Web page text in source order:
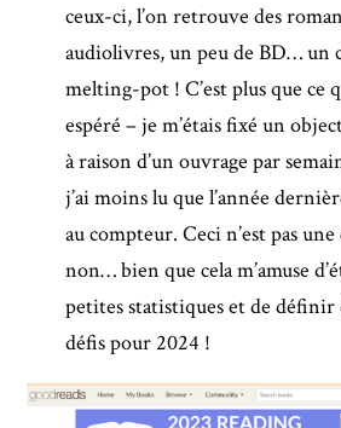
ceux-ci, l’on retrouve des
audiolivres, un peu de BD… un
melting-pot ! C’est plus que ce
espéré – je m’étais fixé un
à raison d’un ouvrage par
j’ai moins lu que l’année
au compteur. Ceci n’est pas
non… bien que cela m’amuse
petites statistiques et de définir
défis pour 2024 !